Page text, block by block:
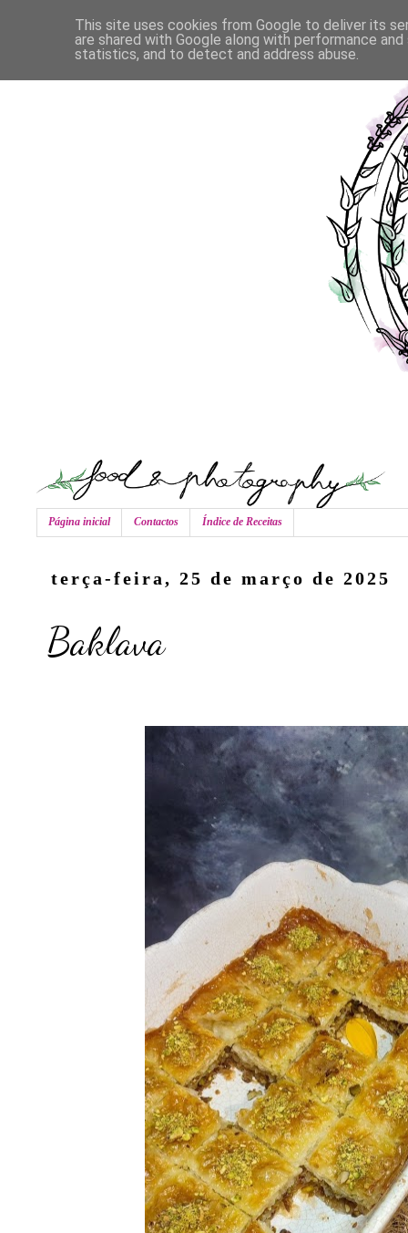
Página inicial Contactos Índice de Receitas
terça-feira, 25 de março de 2025
Baklava
This site uses cookies from Google to deliver its
are shared with Google along with performance
statistics, and to detect and address abuse.